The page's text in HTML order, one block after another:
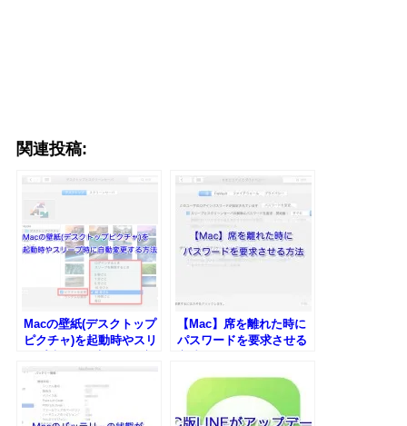
関連投稿:
Macの壁紙(デスクトップ
ピクチャ)を起動時やスリ
法
【Mac】席を離れた時に
パスワードを要求させる